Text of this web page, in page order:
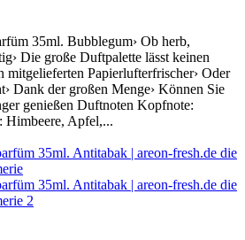
35ml. Bubblegum› Ob herb,
Die große Duftpalette lässt keinen
mitgelieferten Papierlufterfrischer› Oder
Dank der großen Menge› Können Sie
genießen Duftnoten Kopfnote:
Himbeere, Apfel,...